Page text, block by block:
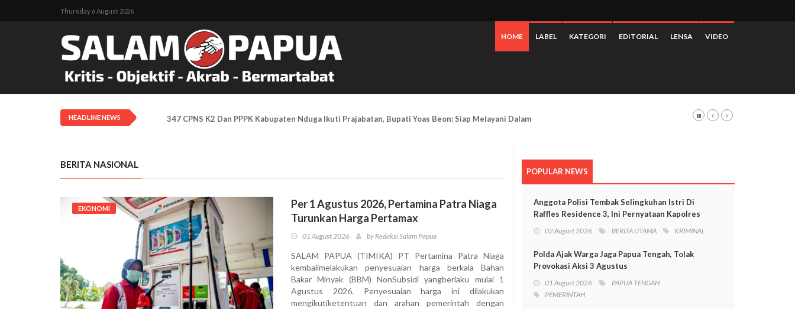
Thursday 6 August 2026
HOME LABEL KATEGORI EDITORIAL LENSA VIDEO
HEADLINE NEWS 347 CPNS K2 Dan PPPK Kabupaten Nduga Ikuti Prajabatan, Bupati Yoas Beon: Siap Melayani Dalam Kondisi Apapun
BERITA NASIONAL
EKONOMI
Per 1 Agustus 2026, Pertamina Patra Niaga
Turunkan Harga Pertamax
01 August 2026 by Redaksi Salam Papua
SALAM PAPUA (TIMIKA) PT Pertamina Patra Niaga
kembalimelakukan penyesuaian harga berkala Bahan
Bakar Minyak (BBM) NonSubsidi yangberlaku mulai 1
Agustus 2026. Penyesuaian harga ini dilakukan
mengikutiketentuan dan arahan pemerintah dengan
POPULAR NEWS
Anggota Polisi Tembak Selingkuhan Istri Di
Raffles Residence 3, Ini Pernyataan Kapolres
02 August 2026 BERITA UTAMA KRIMINAL
Polda Ajak Warga Jaga Papua Tengah, Tolak
Provokasi Aksi 3 Agustus
01 August 2026
PAPUA TENGAH
PEMERINTAH